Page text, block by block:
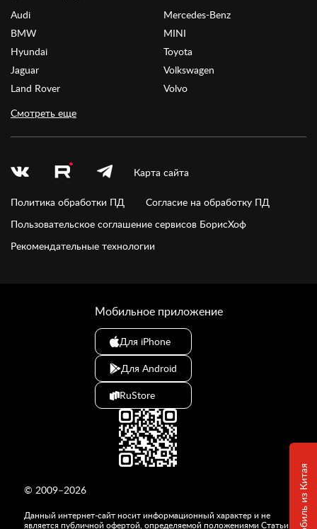
Audi
BMW
Hyundai
Jaguar
Land Rover
Mercedes-Benz
MINI
Toyota
Volkswagen
Volvo
Смотреть еще
Карта сайта
Политика обработки ПД
Согласие на обработку ПД
Пользовательское соглашение сервисов БорисХоф
Рекомендательные технологии
© 2009–2026
Данный интернет-сайт носит информационный характер и не
является публичной офертой, определяемой положениями Статьи
Мобильное приложение
Для iPhone
Для Android
RuStore